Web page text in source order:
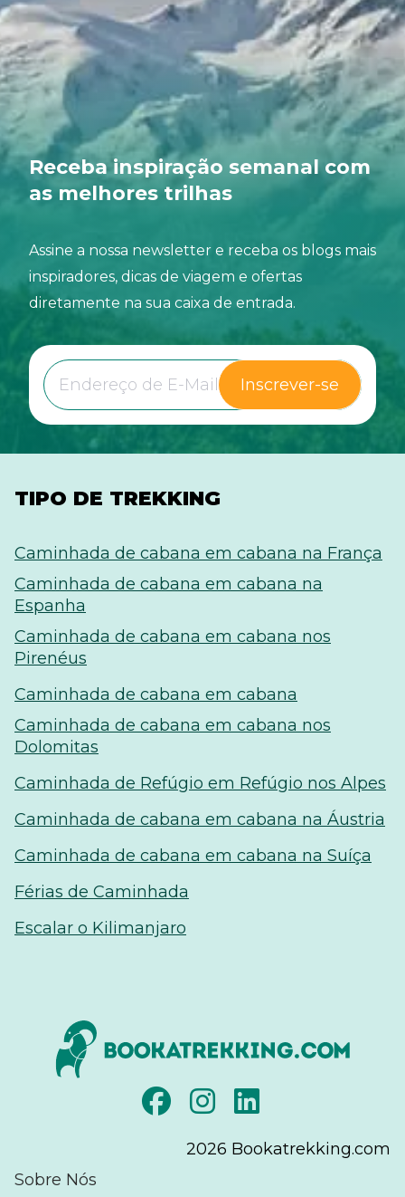
Receba inspiração semanal com
as melhores trilhas
Assine a nossa newsletter e receba os blogs mais
inspiradores, dicas de viagem e ofertas
diretamente na sua caixa de entrada.
Inscrever-se
TIPO DE TREKKING
Caminhada de cabana em cabana na França
Caminhada de cabana em cabana na
Espanha
Caminhada de cabana em cabana nos
Pirenéus
Caminhada de cabana em cabana
Caminhada de cabana em cabana nos
Dolomitas
Caminhada de Refúgio em Refúgio nos Alpes
Caminhada de cabana em cabana na Áustria
Caminhada de cabana em cabana na Suíça
Férias de Caminhada
Escalar o Kilimanjaro
2026 Bookatrekking.com
Sobre Nós